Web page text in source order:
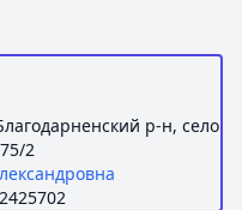
р-н, село
2